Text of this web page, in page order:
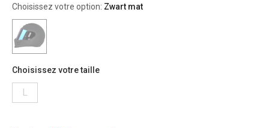
Choisissez votre option: Zwart mat
Choisissez votre taille
L